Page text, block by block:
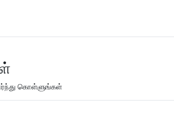
கொள்ளுங்கள்